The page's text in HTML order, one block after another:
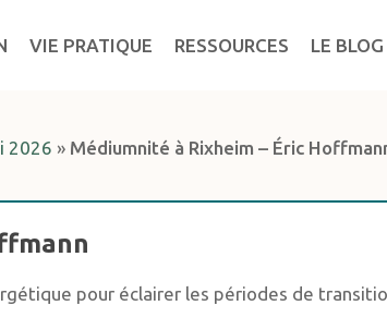
VIE PRATIQUE RESSOURCES LE BLOG
2026 » Médiumnité à Rixheim – Éric
pour éclairer les périodes de